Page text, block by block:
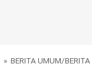
» BERITA UMUM/BERITA